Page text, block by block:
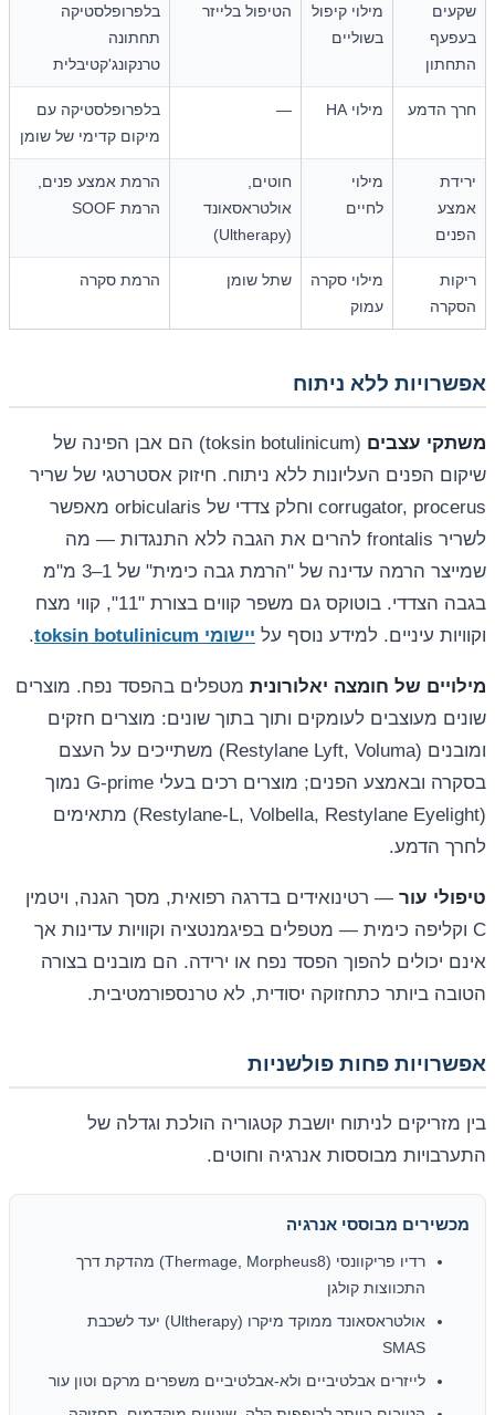
שקעים
בעפעף
התחתון
מילוי קיפול
בשוליים
הטיפול בלייזר
בלפרופלסטיקה
תחתונה
טרנקונג'קטיבלית
חרך הדמע מילוי HA —
בלפרופלסטיקה עם
מיקום קדימי של שומן
ירידת
אמצע
הפנים
מילוי
לחיים
חוטים,
אולטראסאונד
(Ultherapy)
הרמת אמצע פנים,
הרמת SOOF
ריקות
הסקרה
מילוי סקרה
עמוק
שתל שומן הרמת סקרה
אפשרויות ללא ניתוח
משתקי עצבים
(toksin botulinicum) הם אבן הפינה של
שיקום הפנים העליונות ללא ניתוח. חיזוק אסטרטגי של שריר
corrugator, procerus וחלק צדדי של orbicularis מאפשר
לשריר frontalis להרים את הגבה ללא התנגדות — מה
שמייצר הרמה עדינה של "הרמת גבה כימית" של 1–3 מ"מ
בגבה הצדדי. בוטוקס גם משפר קווים בצורת "11", קווי מצח
וקוויות עיניים. למידע נוסף על יישומי toksin botulinicum .
מילויים של חומצה יאלורונית מטפלים בהפסד נפח. מוצרים
שונים מעוצבים לעומקים ותוך בתוך שונים: מוצרים חזקים
ומובנים (Restylane Lyft, Voluma) משתייכים על העצם
בסקרה ובאמצע הפנים; מוצרים רכים בעלי G-prime נמוך
(Restylane-L, Volbella, Restylane Eyelight) מתאימים
לחרך הדמע.
טיפולי עור — רטינואידים בדרגה רפואית, מסך הגנה, ויטמין
C וקליפה כימית — מטפלים בפיגמנטציה וקוויות עדינות אך
אינם יכולים להפוך הפסד נפח או ירידה. הם מובנים בצורה
הטובה ביותר כתחזוקה יסודית, לא טרנספורמטיבית.
אפשרויות פחות פולשניות
בין מזריקים לניתוח יושבת קטגוריה הולכת וגדלה של
התערבויות מבוססות אנרגיה וחוטים.
מכשירים מבוססי אנרגיה
רדיו פריקוונסי (Thermage, Morpheus8) מהדקת דרך
התכווצות קולגן
אולטראסאונד ממוקד מיקרו (Ultherapy) יעד לשכבת
SMAS
לייזרים אבלטיביים ולא-אבלטיביים משפרים מרקם וטון עור